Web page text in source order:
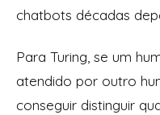
chatbots décadas
Para Turing, se um
atendido por outro
conseguir distinguir